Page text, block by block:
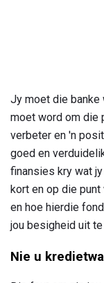
Jy moet die banke
moet word om die
verbeter en 'n
goed en
finansies kry wat
kort en op die
en hoe hierdie
jou besigheid uit te
Nie u